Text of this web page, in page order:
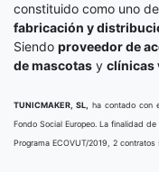
constituido como uno
fabricación y
Siendo proveedor de
de mascotas y clínicas
TUNICMAKER, SL,
ha contado con
Fondo Social Europeo. La finalidad
Programa ECOVUT/2019, 2